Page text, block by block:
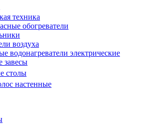
техника
обогреватели
воздуха
водонагреватели электрические
завесы
столы
настенные